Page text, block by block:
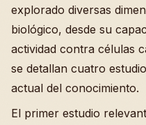
explorado diversas
biológico, desde su
actividad contra células
se detallan cuatro
actual del conocimiento.
El primer estudio